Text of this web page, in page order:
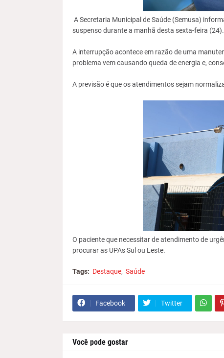
A Secretaria Municipal de Saúde (Semusa)
suspenso durante a manhã desta sexta-feira (24).
A interrupção acontece em razão de uma
problema vem causando queda de energia e,
A previsão é que os atendimentos sejam
O paciente que necessitar de atendimento de
procurar as UPAs Sul ou Leste.
Tags: Destaque Saúde
Facebook Twitter
Você pode gostar